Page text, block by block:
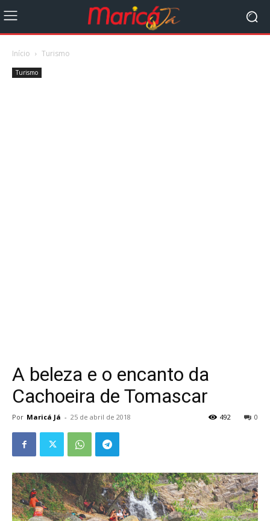
Início Turismo
Turismo
A beleza e o encanto da
Cachoeira de Tomascar
Por Maricá Já - 25 de abril de 2018 0
492